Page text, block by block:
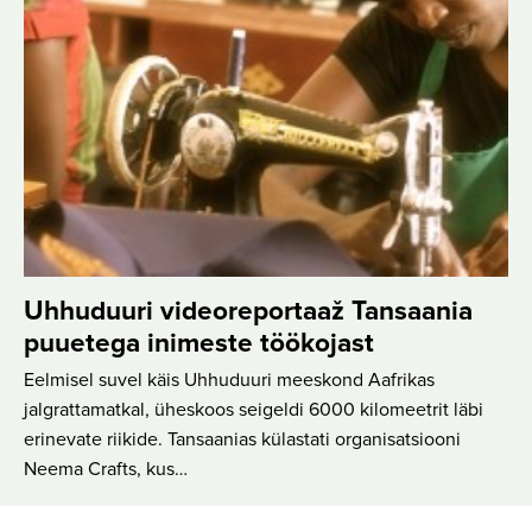
Uhhuduuri videoreportaaž Tansaania
puuetega inimeste töökojast
Eelmisel suvel käis Uhhuduuri meeskond Aafrikas
jalgrattamatkal, üheskoos seigeldi 6000 kilomeetrit läbi
erinevate riikide. Tansaanias külastati organisatsiooni
Neema Crafts, kus…